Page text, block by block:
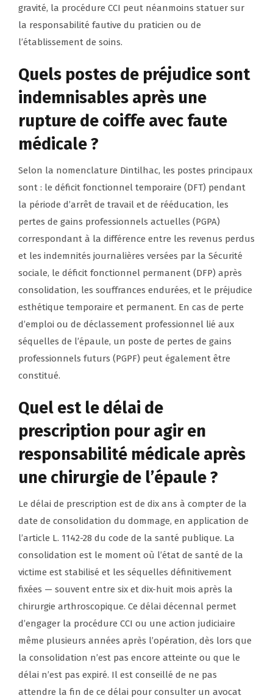
gravité, la procédure CCI peut néanmoins statuer sur
la responsabilité fautive du praticien ou de
l’établissement de soins.
Quels postes de préjudice sont
indemnisables après une
rupture de coiffe avec faute
médicale ?
Selon la nomenclature Dintilhac, les postes principaux
sont : le déficit fonctionnel temporaire (DFT) pendant
la période d’arrêt de travail et de rééducation, les
pertes de gains professionnels actuelles (PGPA)
correspondant à la différence entre les revenus perdus
et les indemnités journalières versées par la Sécurité
sociale, le déficit fonctionnel permanent (DFP) après
consolidation, les souffrances endurées, et le préjudice
esthétique temporaire et permanent. En cas de perte
d’emploi ou de déclassement professionnel lié aux
séquelles de l’épaule, un poste de pertes de gains
professionnels futurs (PGPF) peut également être
constitué.
Quel est le délai de
prescription pour agir en
responsabilité médicale après
une chirurgie de l’épaule ?
Le délai de prescription est de dix ans à compter de la
date de consolidation du dommage, en application de
l’article L. 1142-28 du code de la santé publique. La
consolidation est le moment où l’état de santé de la
victime est stabilisé et les séquelles définitivement
fixées — souvent entre six et dix-huit mois après la
chirurgie arthroscopique. Ce délai décennal permet
d’engager la procédure CCI ou une action judiciaire
même plusieurs années après l’opération, dès lors que
la consolidation n’est pas encore atteinte ou que le
délai n’est pas expiré. Il est conseillé de ne pas
attendre la fin de ce délai pour consulter un avocat